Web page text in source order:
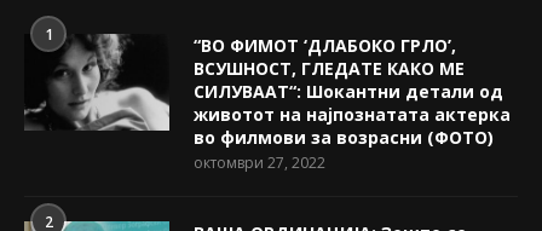
1
“ВО ФИМОТ ‘ДЛАБОКО ГРЛО’,
ВСУШНОСТ, ГЛЕДАТЕ КАКО МЕ
СИЛУВААТ“: Шокантни детали од
животот на најпознатата актерка
во филмови за возрасни (ФОТО)
октомври 27, 2022
2